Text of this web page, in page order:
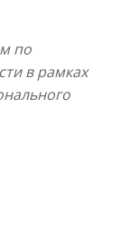
по
в рамках